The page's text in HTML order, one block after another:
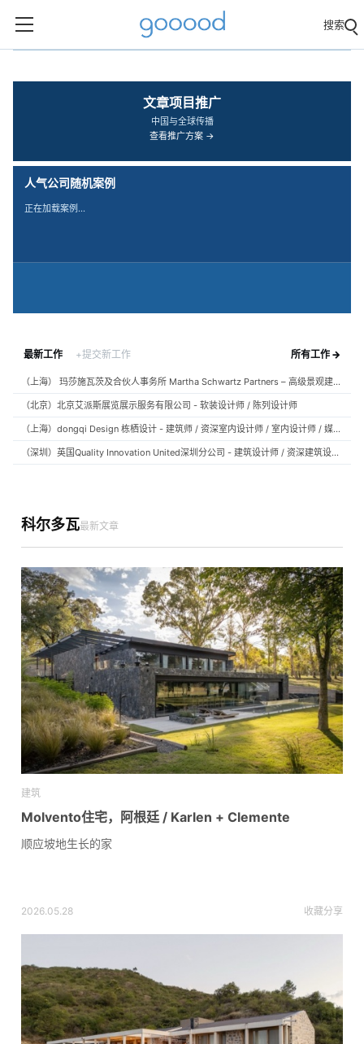
搜索
文章项目推广
中国与全球传播
查看推广方案 →
人气公司随机案例
正在加载案例…
最新工作 +提交新工作 所有工作 →
（上海） 玛莎施瓦茨及合伙人事务所 Martha Schwartz Partners – 高级景观建筑师 Senior Landscape Designer / 景观建筑师 Landscape Designer
（北京）北京艾派斯展览展示服务有限公司 - 软装设计师 / 陈列设计师
（上海）dongqi Design 栋栖设计 - 建筑师 / 资深室内设计师 / 室内设计师 / 媒体及公共关系主管 / 设计实习生（常年招聘）
（深圳）英国Quality Innovation United深圳分公司 - 建筑设计师 / 资深建筑设计师 / 室内设计师 / 设计实习生
科尔多瓦最新文章
建筑
Molvento住宅，阿根廷 / Karlen + Clemente
顺应坡地生长的家
2026.05.28 收藏分享